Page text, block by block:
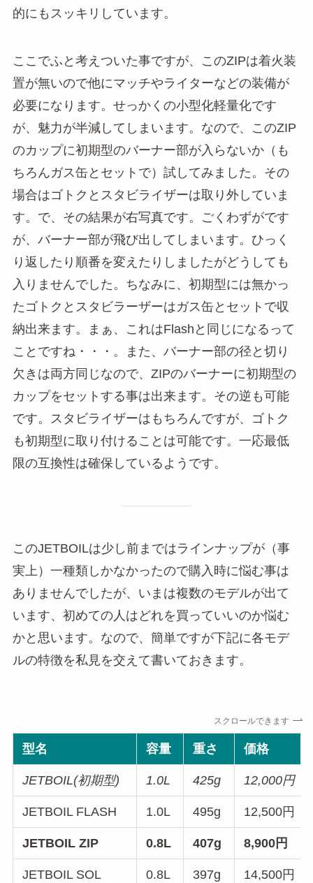
的にもスッキリしています。
ここでふと考えついた事ですが、このZIPは着火装
置が無いので他にマッチやライターなどの装備が
必要になります。せっかくの小型化軽量化です
が、魅力が半減してしまいます。なので、このZIP
のカップに初期型のバーナー部が入らないか（も
ちろんガス缶とセットで）試してみました。その
場合はゴトクとスタビライザーは取り外していま
す。で、その結果が右写真です。ごくわずがです
が、バーナー部が飛び出してしまいます。ひっく
り返したり順番を変えたりしましたがどうしても
入りませんでした。ちなみに、初期型には無かっ
たゴトクとスタビラーザーはガス缶とセットで収
納出来ます。まぁ、これはFlashと同じになるって
ことですね・・・。また、バーナー部の径と切り
欠きは両方同じなので、ZIPのバーナーに初期型の
カップをセットする事は出来ます。その逆も可能
です。スタビライザーはもちろんですが、ゴトク
も初期型に取り付けることは可能です。一応最低
限の互換性は確保しているようです。
このJETBOILは少し前まではラインナップが（事
実上）一種類しかなかったので購入時に悩む事は
ありませんでしたが、いまは複数のモデルが出て
います、初めての人はどれを買っていいのか悩む
かと思います。なので、簡単ですが下記に各モデ
ルの特徴を私見を交えて書いておきます。
スクロールできます
型名 容量 重さ 価格
JETBOIL(初期型) 1.0L 425g 12,000円
JETBOIL FLASH 1.0L 495g 12,500円
JETBOIL ZIP 0.8L 407g 8,900円
JETBOIL SOL 0.8L 397g 14,500円